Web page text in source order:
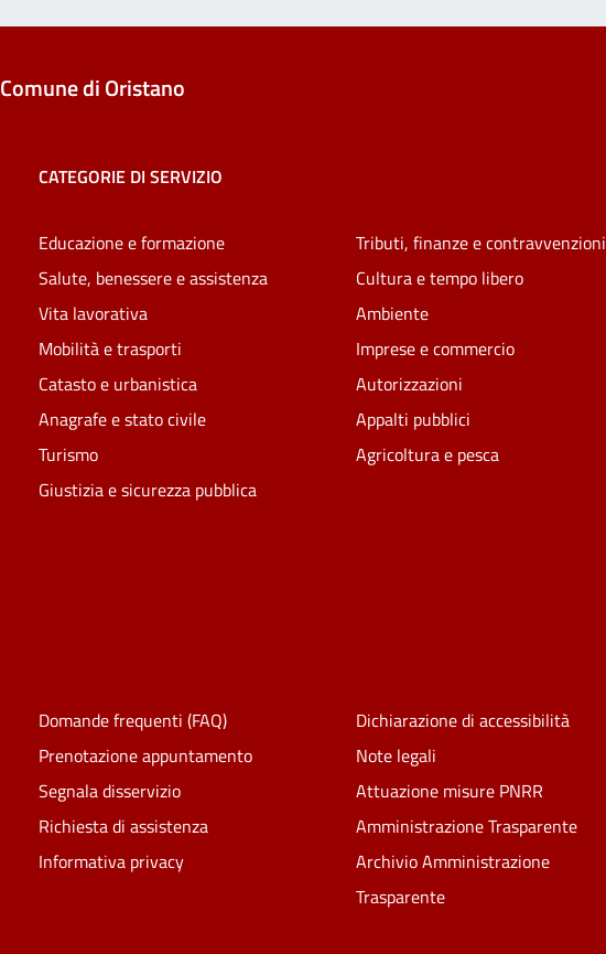
Comune di Oristano
CATEGORIE DI SERVIZIO
Educazione e formazione
Salute, benessere e assistenza
Vita lavorativa
Mobilità e trasporti
Catasto e urbanistica
Anagrafe e stato civile
Turismo
Giustizia e sicurezza pubblica
Tributi, finanze e contravvenzioni
Cultura e tempo libero
Ambiente
Imprese e commercio
Autorizzazioni
Appalti pubblici
Agricoltura e pesca
Domande frequenti (FAQ)
Prenotazione appuntamento
Segnala disservizio
Richiesta di assistenza
Informativa privacy
Dichiarazione di accessibilità
Note legali
Attuazione misure PNRR
Amministrazione Trasparente
Archivio Amministrazione
Trasparente